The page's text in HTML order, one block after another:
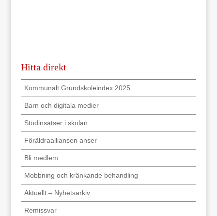
Hitta direkt
Kommunalt Grundskoleindex 2025
Barn och digitala medier
Stödinsatser i skolan
Föräldraalliansen anser
Bli medlem
Mobbning och kränkande behandling
Aktuellt – Nyhetsarkiv
Remissvar